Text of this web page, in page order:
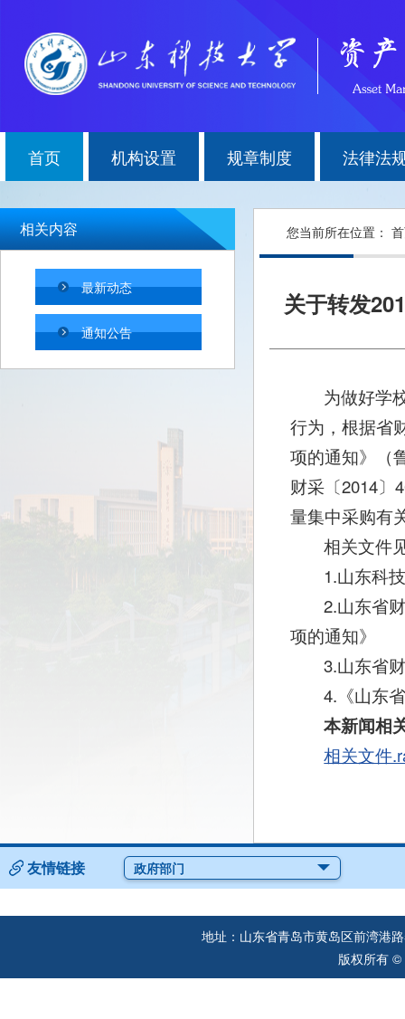
首页 机构设置 规章制度 法律法
相关内容
最新动态
通知公告
您当前所在位置：
关于转发
为做好学
行为，根据省
项的通知》（
财采〔2014〕
量集中采购有
相关文件
1.山东科
2.山东省
项的通知》
3.山东省
4.《山东
本新闻相
相关文件
友情链接 政府部门
地址：山东省青岛市黄岛区前湾
版权所有 ©